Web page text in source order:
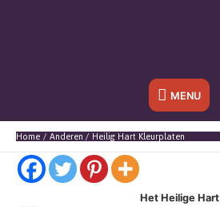
Onder
header
MENU
Home Anderen Heilig Hart Kleurplaten
Het Heilige Hart